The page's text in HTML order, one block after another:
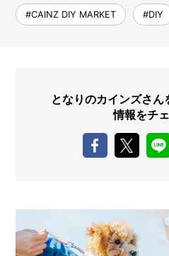
#CAINZ DIY MARKET #DIY
となりのカインズさ
情報をチ